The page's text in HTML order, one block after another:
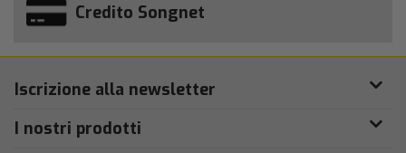
Credito Songnet
Iscrizione alla newsletter
I nostri prodotti